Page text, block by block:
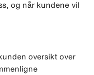
og når kundene vil
oversikt over